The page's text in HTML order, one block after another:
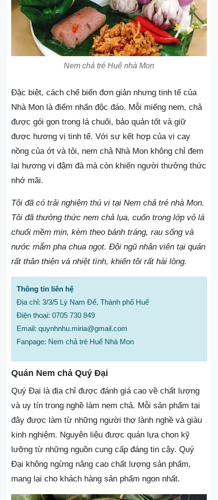
Nem chả tré Huế nhà Mon
Đặc biệt, cách chế biến đơn giản nhưng tinh tế của
Nhà Mon là điểm nhấn độc đáo. Mỗi miếng nem, chả
được gói gọn trong lá chuối, bảo quản tốt và giữ
được hương vị tinh tế. Với sự kết hợp của vị cay
nồng của ớt và tỏi, nem chả Nhà Mon không chỉ đem
lại hương vị đậm đà mà còn khiến người thưởng thức
nhớ mãi.
Tôi đã có trải nghiệm thú vị tại Nem chả tré nhà Mon.
Tôi đã thưởng thức nem chả lụa, cuốn trong lớp vỏ lá
chuối mềm mịn, kèm theo bánh tráng, rau sống và
nước mắm pha chua ngọt. Đội ngũ nhân viên tại quán
rất thân thiện và nhiệt tình, khiến tôi rất hài lòng.
Thông tin liên hệ
Địa chỉ: 3/3/5 Lý Nam Đế, Thành phố Huế
Điện thoại: 0705 730 849
Email: quynhnhu.miria@gmail.com
Fanpage: Nem chả tré Huế Nhà Mon
Quán Nem chả Quý Đại
Quý Đại là địa chỉ được đánh giá cao về chất lượng
và uy tín trong nghề làm nem chả. Mỗi sản phẩm tại
đây được làm từ những người thợ lành nghề và giàu
kinh nghiệm. Nguyên liệu được quán lựa chọn kỹ
lưỡng từ những nguồn cung cấp đáng tin cậy. Quý
Đại không ngừng nâng cao chất lượng sản phẩm,
mang lại cho khách hàng sản phẩm ngon nhất.